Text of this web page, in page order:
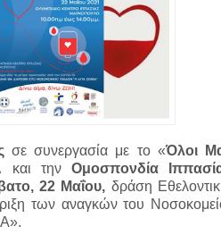
σε συνεργασία με το «Όλοι
και την Ομοσπονδία
22 Μαΐου, δράση
των αναγκών του